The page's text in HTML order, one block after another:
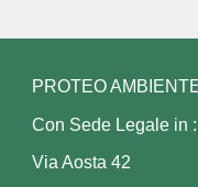
PROTEO
Con Sede Legale in
Via Aosta 42